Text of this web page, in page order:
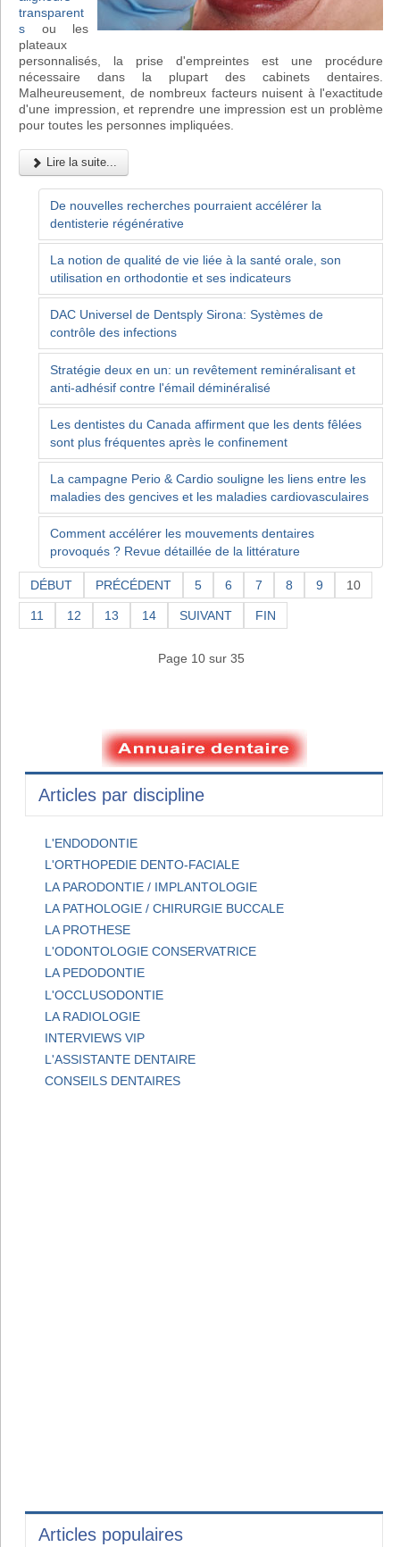
transparent
s ou les
plateaux
personnalisés, la prise d'empreintes est une procédure
nécessaire dans la plupart des cabinets dentaires.
Malheureusement, de nombreux facteurs nuisent à l'exactitude
d'une impression, et reprendre une impression est un problème
pour toutes les personnes impliquées.
Lire la suite...
De nouvelles recherches pourraient accélérer la
dentisterie régénérative
La notion de qualité de vie liée à la santé orale, son
utilisation en orthodontie et ses indicateurs
DAC Universel de Dentsply Sirona: Systèmes de
contrôle des infections
Stratégie deux en un: un revêtement reminéralisant et
anti-adhésif contre l'émail déminéralisé
Les dentistes du Canada affirment que les dents fêlées
sont plus fréquentes après le confinement
La campagne Perio & Cardio souligne les liens entre les
maladies des gencives et les maladies cardiovasculaires
Comment accélérer les mouvements dentaires
provoqués ? Revue détaillée de la littérature
DÉBUT PRÉCÉDENT 5 6 7 8 9 10
11 12 13 14 SUIVANT FIN
Page 10 sur 35
Articles par discipline
L'ENDODONTIE
L'ORTHOPEDIE DENTO-FACIALE
LA PARODONTIE / IMPLANTOLOGIE
LA PATHOLOGIE / CHIRURGIE BUCCALE
LA PROTHESE
L'ODONTOLOGIE CONSERVATRICE
LA PEDODONTIE
L'OCCLUSODONTIE
LA RADIOLOGIE
INTERVIEWS VIP
L'ASSISTANTE DENTAIRE
CONSEILS DENTAIRES
Articles populaires